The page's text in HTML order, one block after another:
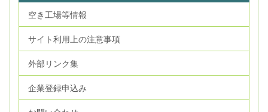
空き工場等情報
サイト利用上の注意事項
外部リンク集
企業登録申込み